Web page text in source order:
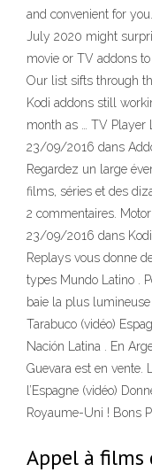
and convenient for
July 2020 might
movie or TV addons to
Our list sifts through
Kodi addons still
month as … TV Player
23/09/2016 dans
Regardez un large
films, séries et des
2 commentaires.
23/09/2016 dans
Replays vous donne
types Mundo Latino .
baie la plus
Tarabuco (vidéo)
Nación Latina . En
Guevara est en vente.
l’Espagne (vidéo)
Royaume-Uni ! Bons
Appel à